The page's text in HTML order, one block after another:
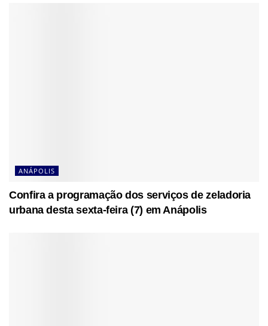
ANÁPOLIS
Confira a programação dos serviços de zeladoria
urbana desta sexta-feira (7) em Anápolis